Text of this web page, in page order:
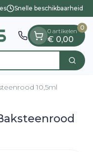
Snelle beschikbaarheid
Zoek
0 artikelen
€ 0,00
0
10,5ml